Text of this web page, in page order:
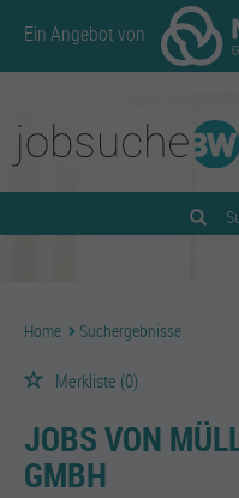
Ein Angebot von
Home Suchergebnisse
Merkliste (0)
JOBS VON
GMBH